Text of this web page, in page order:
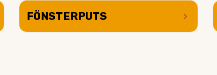
keyboard_arrow_right
FÖNSTERPUTS